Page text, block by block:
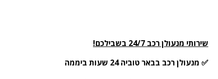
מנעולן רכב 24/7 בשבילכם!
רכב בבאר טוביה 24 שעות ביממה